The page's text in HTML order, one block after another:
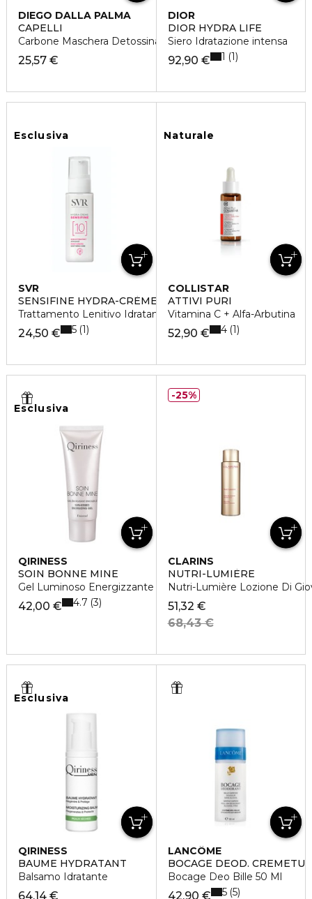
DIEGO DALLA PALMA
CAPELLI
Carbone Maschera Detossinante Anti Smog
25,57 €
DIOR
DIOR HYDRA LIFE
Siero Idratazione intensa
92,90 € 1 1
Esclusiva
SVR
SENSIFINE HYDRA-CRÈME
Trattamento Lenitivo Idratante
24,50 € 5 1
Naturale
COLLISTAR
ATTIVI PURI
Vitamina C + Alfa-Arbutina
52,90 € 4 1
Esclusiva
QIRINESS
SOIN BONNE MINE
Gel Luminoso Energizzante
42,00 € 4.7 3
CLARINS
NUTRI-LUMIÈRE
Nutri-Lumière Lozione Di
51,32 €
68,43 €
25%
Esclusiva
QIRINESS
BAUME HYDRATANT
Balsamo Idratante
64,14 €
LANCÔME
BOCAGE DEOD. CREMETU
Bocage Deo Bille 50 Ml
42,90 € 5 5